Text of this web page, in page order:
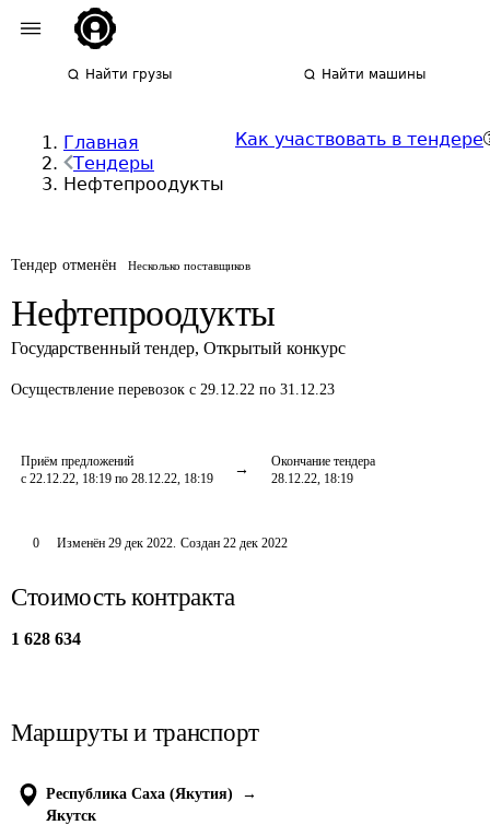
Найти грузы Найти машины
Главная
Тендеры
Нефтепроодукты
Как участвовать в тендере
Тендер отменён Несколько поставщиков
Нефтепроодукты
Государственный тендер, Открытый конкурс
Осуществление перевозок с 29.12.22 по 31.12.23
Приём предложений
с 22.12.22, 18:19 по 28.12.22, 18:19
Окончание тендера
28.12.22, 18:19
0 Изменён 29 дек 2022. Создан 22 дек 2022
Стоимость контракта
1 628 634
Маршруты и транспорт
Республика Саха (Якутия)
→
Якутск